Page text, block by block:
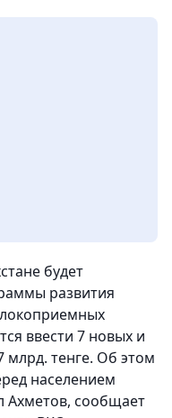
будет
развития
ввести 7 новых и
млрд. тенге. Об этом
населением
Ахметов, сообщает